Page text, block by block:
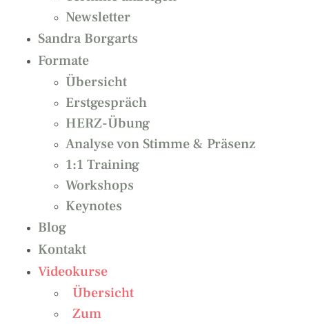
Newsletter
Sandra Borgarts
Formate
Übersicht
Erstgespräch
HERZ-Übung
Analyse von Stimme & Präsenz
1:1 Training
Workshops
Keynotes
Blog
Kontakt
Videokurse
Übersicht
Zum